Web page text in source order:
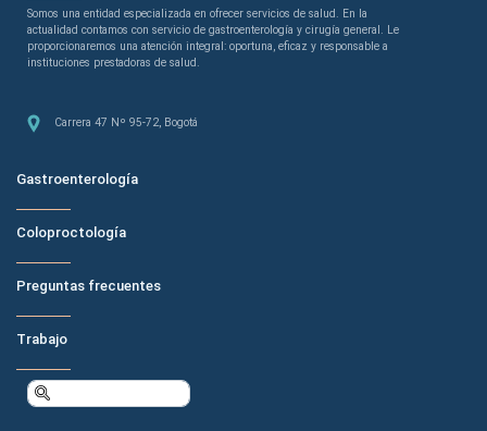
Somos una entidad especializada en ofrecer servicios de salud. En la
actualidad contamos con servicio de gastroenterología y cirugía general. Le
proporcionaremos una atención integral: oportuna, eficaz y responsable a
instituciones prestadoras de salud.
Carrera 47 Nº 95-72, Bogotá
Gastroenterología
Coloproctología
Preguntas frecuentes
MENÚ DEL PIE 2
Trabajo